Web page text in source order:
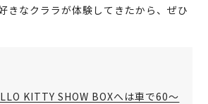
きなクララが体験してきたから、ぜひ
KITTY SHOW BOXへは車で60～